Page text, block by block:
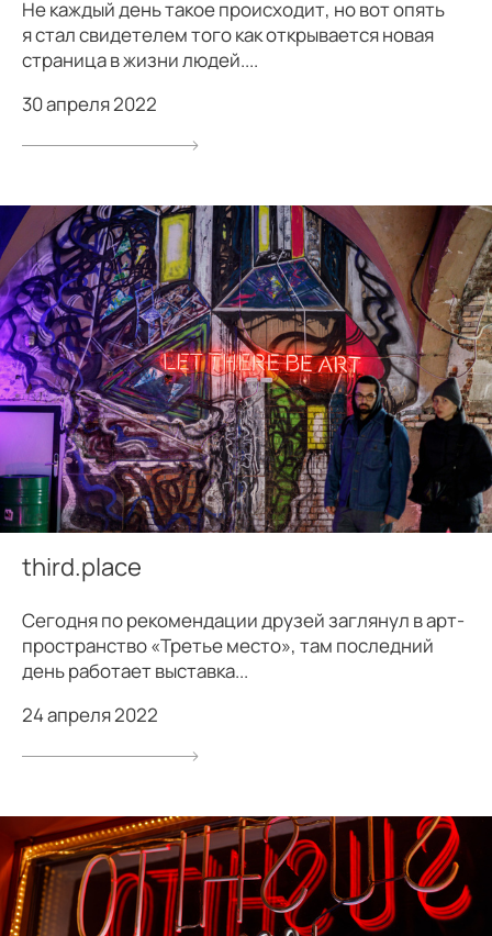
Не каждый день такое происходит, но вот опять
я стал свидетелем того как открывается новая
страница в жизни людей....
30 апреля 2022
third.place
Сегодня по рекомендации друзей заглянул в арт-
пространство «Третье место», там последний
день работает выставка...
24 апреля 2022